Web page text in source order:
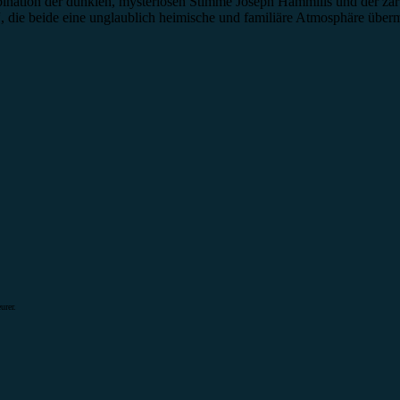
beide eine unglaublich heimische und familiäre Atmosphäre